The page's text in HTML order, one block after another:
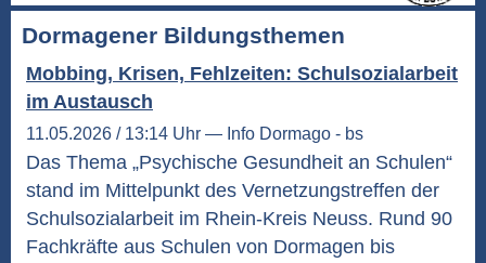
Dormagener Bildungsthemen
Mobbing, Krisen, Fehlzeiten: Schulsozialarbeit
im Austausch
11.05.2026 / 13:14 Uhr — Info Dormago - bs
Das Thema „Psychische Gesundheit an Schulen“
stand im Mittelpunkt des Vernetzungstreffen der
Schulsozialarbeit im Rhein-Kreis Neuss. Rund 90
Fachkräfte aus Schulen von Dormagen bis